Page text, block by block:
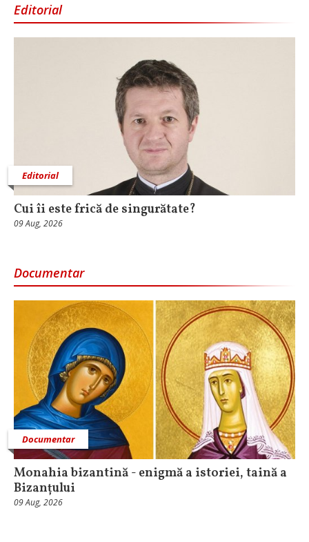
Editorial
Editorial
Cui îi este frică de singurătate?
09 Aug, 2026
Documentar
Documentar
Monahia bizantină - enigmă a istoriei, taină a
Bizanțului
09 Aug, 2026